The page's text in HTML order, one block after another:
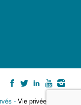
- Vie privée